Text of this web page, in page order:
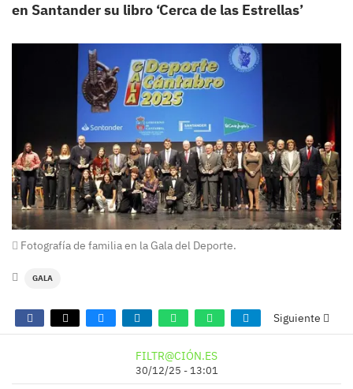
en Santander su libro ‘Cerca de las Estrellas’
Fotografía de familia en la Gala del Deporte.
GALA
Siguiente
FILTR@CIÓN.ES
30/12/25 - 13:01